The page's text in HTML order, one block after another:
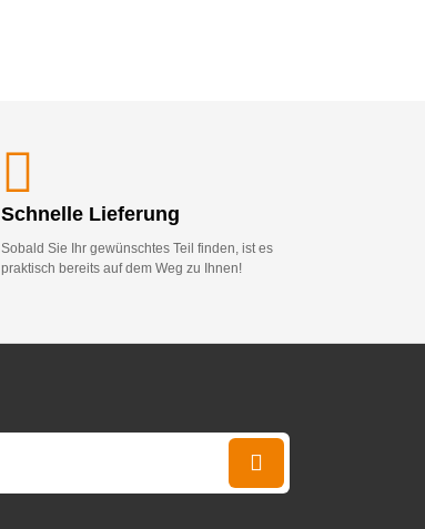
Schnelle Lieferung
Sobald Sie Ihr gewünschtes Teil finden, ist es
praktisch bereits auf dem Weg zu Ihnen!